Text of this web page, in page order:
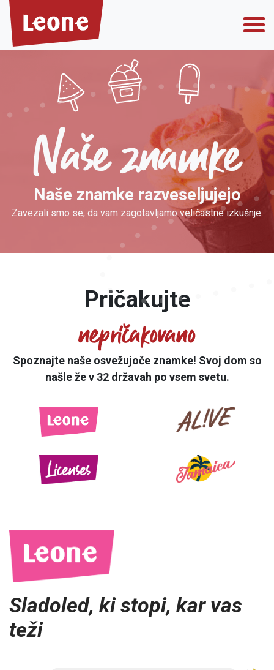
O nas
Zakaj nas izbrati
Private label
Čokolada
Kontakt
Naše znamke
Naše znamke razveseljujejo
Zavezali smo se, da vam zagotavljamo veličastne izkušnje.
Pričakujte
nepričakovano
Spoznajte naše osvežujoče znamke! Svoj dom so
našle že v 32 državah po vsem svetu.
Sladoled, ki stopi, kar vas
teži